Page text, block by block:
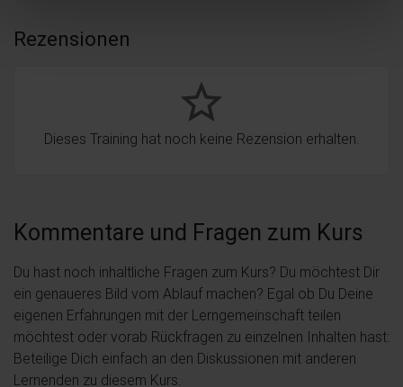
Rezensionen
star_border
Dieses Training hat noch keine Rezension erhalten.
Kommentare und Fragen zum Kurs
Du hast noch inhaltliche Fragen zum Kurs? Du möchtest Dir
ein genaueres Bild vom Ablauf machen? Egal ob Du Deine
eigenen Erfahrungen mit der Lerngemeinschaft teilen
möchtest oder vorab Rückfragen zu einzelnen Inhalten hast:
Beteilige Dich einfach an den Diskussionen mit anderen
Lernenden zu diesem Kurs.